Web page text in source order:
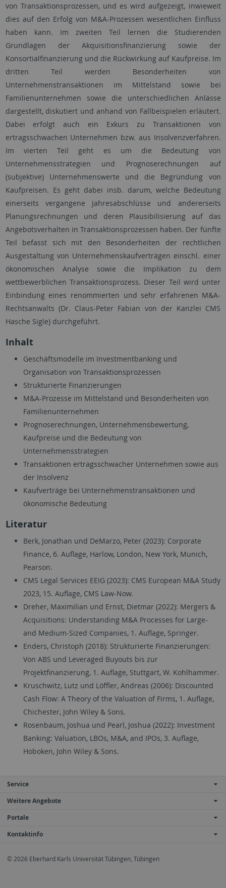
von Transaktionsprozessen, und es wird aufgezeigt, inwieweit
dies auf den Erfolg von M&A-Prozessen wesentlichen Einfluss
haben kann. Im zweiten Teil lernen die Studierenden
Grundlagen der Akquisitionsfinanzierung sowie der
Konsortialfinanzierung und die Rückwirkung auf Kaufpreise. Im
dritten Teil werden Besonderheiten von
Unternehmenstransaktionen im Mittelstand sowie bei
Familienunternehmen sowie die unterschiedlichen Anlässe
dargestellt, diskutiert und anhand von Fallbeispielen erläutert.
Dabei erfolgt auch ein Exkurs zu Transaktionen von
ertragsschwachen Unternehmen bzw. aus Insolvenzverfahren.
Im vierten Teil geht es um die Bedeutung von
Unternehmensstrategien und Prognoserechnungen auf
(subjektive) Unternehmenswerte und die Begründung von
Kaufpreisen. Es geht dabei insb. darum, welche Bedeutung
einerseits vergangene Jahresabschlüsse und andererseits
Planungsrechnungen und deren Plausibilisierung auf das
Angebotsverhalten in Transaktionsprozessen haben. Der fünfte
Teil befasst sich mit den Besonderheiten der rechtlichen
Ausgestaltung von Unternehmenskaufverträgen einschl. einer
ökonomischen Analyse sowie die Implikation zu dem
wettbewerblichen Transaktionsprozess. Dieser Teil wird unter
Einbindung eines renommierten und sehr erfahrenen M&A-
Rechtsanwalts (Dr. Claus-Peter Fabian von der Kanzlei CMS
Hasche Sigle) durchgeführt.
Inhalt
Geschäftsmodelle im Investmentbanking und
Organisation von Transaktionsprozessen
Strukturierte Finanzierungen
M&A-Prozesse im Mittelstand und Besonderheiten von
Familienunternehmen
Prognoserechnungen, Unternehmensbewertung,
Kaufpreise und die Bedeutung von
Unternehmensstrategien
Transaktionen ertragsschwacher Unternehmen sowie aus
der Insolvenz
Kaufverträge bei Unternehmenstransaktionen und
ökonomische Bedeutung
Literatur
Berk, Jonathan und DeMarzo, Peter (2023): Corporate
Finance, 6. Auflage, Harlow, London, New York, Munich,
Pearson.
CMS Legal Services EEIG (2023): CMS European M&A Study
2023, 15. Auflage, CMS Law-Now.
Dreher, Maximilian und Ernst, Dietmar (2022): Mergers &
Acquisitions: Understanding M&A Processes for Large-
and Medium-Sized Companies, 1. Auflage, Springer.
Enders, Christoph (2018): Strukturierte Finanzierungen:
Von ABS und Leveraged Buyouts bis zur
Projektfinanzierung, 1. Auflage, Stuttgart, W. Kohlhammer.
Kruschwitz, Lutz und Löffler, Andreas (2006): Discounted
Cash Flow: A Theory of the Valuation of Firms, 1. Auflage,
Chichester, John Wiley & Sons.
Rosenbaum, Joshua und Pearl, Joshua (2022): Investment
Banking: Valuation, LBOs, M&A, and IPOs, 3. Auflage,
Hoboken, John Wiley & Sons.
Service
Weitere Angebote
Portale
Kontaktinfo
© 2026 Eberhard Karls Universität Tübingen, Tübingen